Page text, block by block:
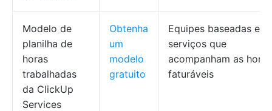
Modelo de
planilha de
horas
trabalhadas
da ClickUp
Services
Obtenha
um
modelo
gratuito
Equipes baseadas em
serviços que
acompanham as horas
faturáveis